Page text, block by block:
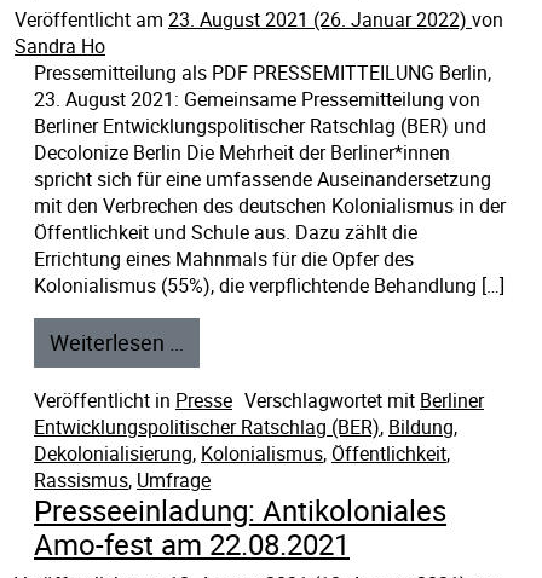
Veröffentlicht am 23. August 2021 (26. Januar 2022) von
Sandra Ho
Pressemitteilung als PDF PRESSEMITTEILUNG Berlin,
23. August 2021: Gemeinsame Pressemitteilung von
Berliner Entwicklungspolitischer Ratschlag (BER) und
Decolonize Berlin Die Mehrheit der Berliner*innen
spricht sich für eine umfassende Auseinandersetzung
mit den Verbrechen des deutschen Kolonialismus in der
Öffentlichkeit und Schule aus. Dazu zählt die
Errichtung eines Mahnmals für die Opfer des
Kolonialismus (55%), die verpflichtende Behandlung […]
Weiterlesen …
Veröffentlicht in Presse Verschlagwortet mit Berliner
Entwicklungspolitischer Ratschlag (BER), Bildung,
Dekolonialisierung, Kolonialismus, Öffentlichkeit,
Rassismus, Umfrage
Presseeinladung: Antikoloniales
Amo-fest am 22.08.2021